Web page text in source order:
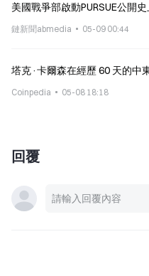
美國戰爭部啟動PURSUE公開
鏈新聞abmedia 05-09 00:44
塔克·卡爾森在經歷 60 天的中
Coinpedia 05-08 18:18
回覆